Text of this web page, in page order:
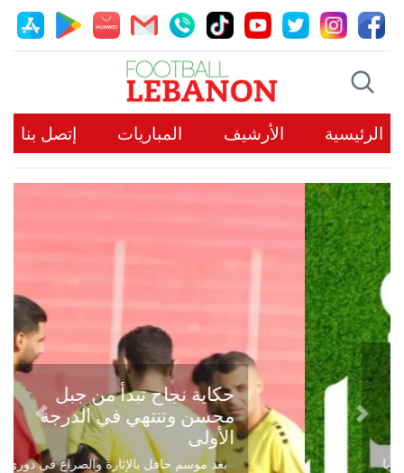
الرئيسية الأرشيف المباريات إتصل بنا
حكاية نجاح تبدأ من جبل
محسن وتنتهي في الدرجة
الأولى
بعد موسم حافل بالإثارة والصراع في دوري
Previous
Next